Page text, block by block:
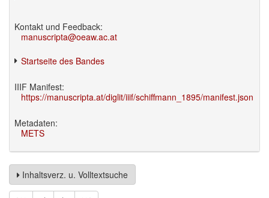
Kontakt und Feedback:
manuscripta@oeaw.ac.at
Startseite des Bandes
IIIF Manifest:
https://manuscripta.at/diglit/iiif/schiffmann_1895/manifest.json
Metadaten:
METS
Inhaltsverz. u. Volltextsuche